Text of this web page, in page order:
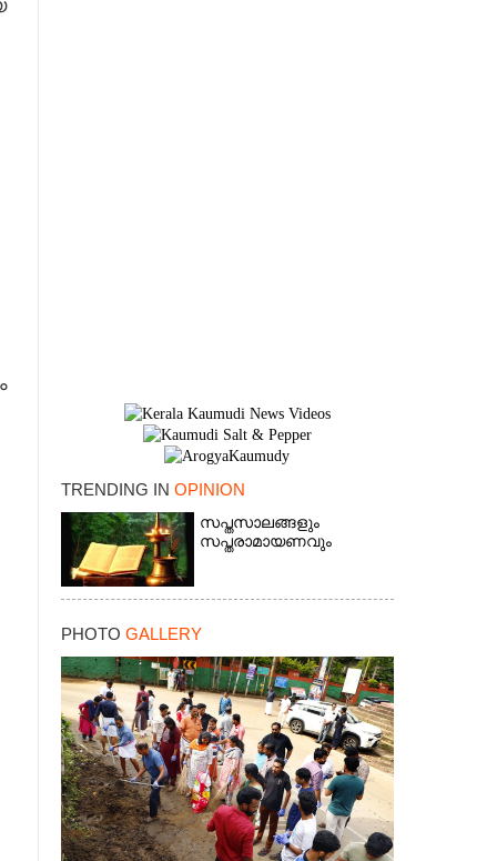
TRENDING IN OPINION
സപ്തസാലങ്ങളും
സപ്തരാമായണവും
PHOTO GALLERY